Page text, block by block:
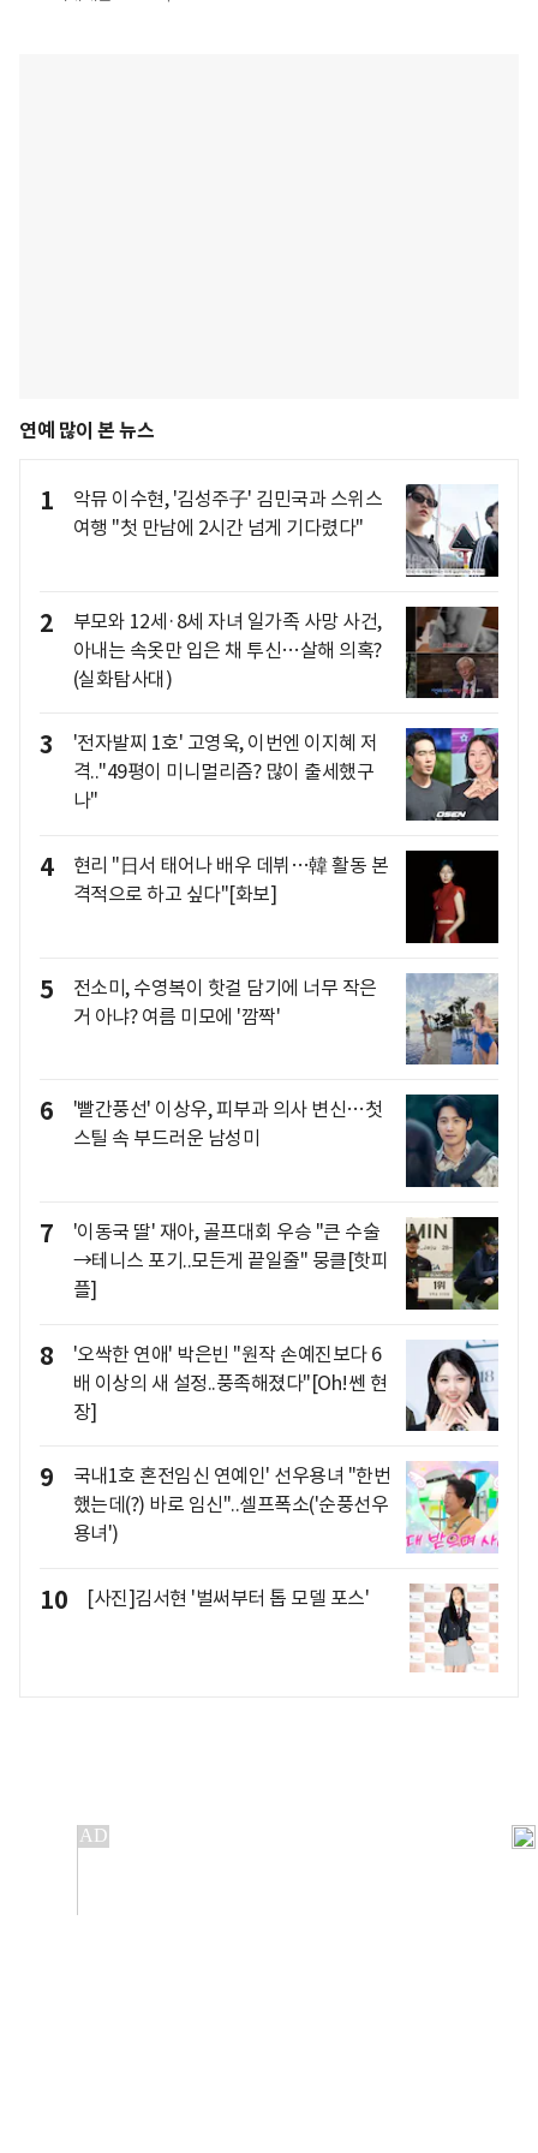
연예 많이 본 뉴스
1
악뮤 이수현, '김성주子' 김민국과 스위스
여행 "첫 만남에 2시간 넘게 기다렸다"
2
부모와 12세·8세 자녀 일가족 사망 사건,
아내는 속옷만 입은 채 투신…살해 의혹?
(실화탐사대)
3
'전자발찌 1호' 고영욱, 이번엔 이지혜 저
격.."49평이 미니멀리즘? 많이 출세했구
나"
4
현리 "日서 태어나 배우 데뷔…韓 활동 본
격적으로 하고 싶다"[화보]
5
전소미, 수영복이 핫걸 담기에 너무 작은
거 아냐? 여름 미모에 '깜짝'
6
'빨간풍선' 이상우, 피부과 의사 변신…첫
스틸 속 부드러운 남성미
7
'이동국 딸' 재아, 골프대회 우승 "큰 수술
→테니스 포기..모든게 끝일줄" 뭉클[핫피
플]
8
'오싹한 연애' 박은빈 "원작 손예진보다 6
배 이상의 새 설정..풍족해졌다"[Oh!쎈 현
장]
9
국내1호 혼전임신 연예인' 선우용녀 "한번
했는데(?) 바로 임신"..셀프폭소('순풍선우
용녀')
10 [사진]김서현 '벌써부터 톱 모델 포스'